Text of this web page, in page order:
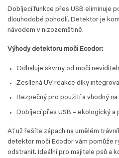
Dobíjecí funkce přes USB eliminuje
dlouhodobé pohodlí. Detektor je
návodem v nizozemštině.
Výhody detektoru moči Ecodor:
Odhaluje skvrny od moči
Zesílená UV reakce díky
Bezpečný pro použití a vhodný
Dobíjecí přes USB – ekologický a
Ať už řešíte zápach na umělém
detektor moči Ecodor vám pomůže
odstranit. Ideální pro majitele psů a